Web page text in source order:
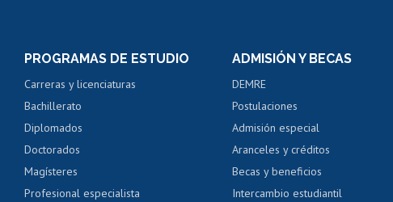
Consulta y certificado de
Servicio médico y dental
Pago de arancel y crédito
Pago de arancel y crédito
Certificado de títulos y grados
PROGRAMAS DE ESTUDIO
Carreras y licenciaturas
Bachillerato
Diplomados
Doctorados
Magísteres
Profesional especialista
ADMISIÓN Y BECAS
DEMRE
Postulaciones
Admisión especial
Aranceles y créditos
Becas y beneficios
Intercambio estudiantil